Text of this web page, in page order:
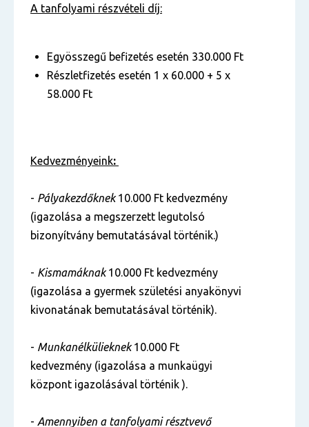
A tanfolyami részvételi díj:
Egyösszegű befizetés esetén 330.000 Ft
Részletfizetés esetén 1 x 60.000 + 5 x
58.000 Ft
Kedvezményeink:
- Pályakezdőknek10.000 Ft kedvezmény
(igazolása a megszerzett legutolsó
bizonyítvány bemutatásával történik.)
- Kismamáknak10.000 Ft kedvezmény
(igazolása a gyermek születési anyakönyvi
kivonatának bemutatásával történik).
- Munkanélkülieknek10.000 Ft
kedvezmény (igazolása a munkaügyi
központ igazolásával történik ).
- Amennyiben a tanfolyami résztvevő